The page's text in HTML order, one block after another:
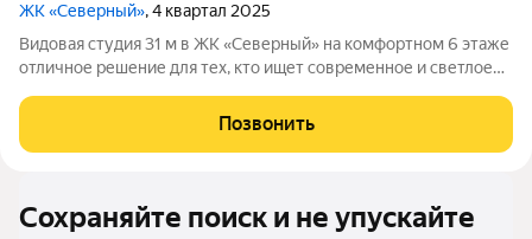
ЖК «Северный», 4 квартал 2025
Видовая студия 31 м в ЖК «Северный» на комфортном 6 этаже
отличное решение для тех, кто ищет современное и светлое
выделить зону отдыха, кухню и рабочее место. Большие окна
открывают приятный
Позвонить
Сохраняйте поиск и не упускайте